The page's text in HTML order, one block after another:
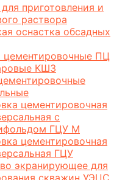
приготовления и
раствора
оснастка обсадных
цементировочные ПЦ
КШЗ
цементировочная
с
ГЦУ М
цементировочная
ГЦУ
экранирующее для
скважин УЭЦС